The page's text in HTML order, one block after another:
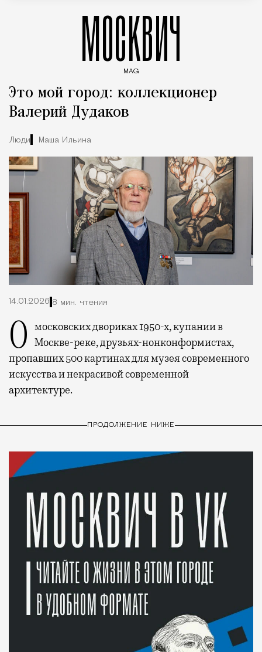
МОСКВИЧ
MAG
Это мой город: коллекционер
Валерий Дудаков
Люди Маша Ильина
14.01.2026 8 мин. чтения
О московских двориках 1950-х, купании в Москве-реке, друзьях-нонконформистах,
пропавших 500 картинах для музея современного
искусства и некрасивой современной
архитектуре.
ПРОДОЛЖЕНИЕ НИЖЕ